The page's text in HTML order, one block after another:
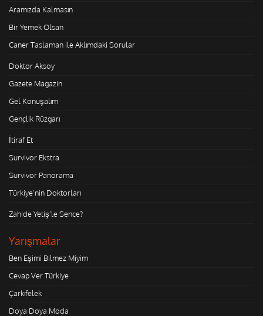
Aramızda Kalmasın
Bir Yemek Olsan
Caner Taslaman ile Aklımdaki Sorular
Doktor Aksoy
Gazete Magazin
Gel Konuşalım
Gençlik Rüzgarı
İtiraf Et
Survivor Ekstra
Survivor Panorama
Türkiye'nin Doktorları
Zahide Yetiş'le Sence?
Yarışmalar
Ben Eşimi Bilmez Miyim
Cevap Ver Türkiye
Çarkıfelek
Doya Doya Moda